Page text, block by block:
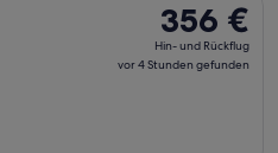
356 €
Hin-
und
356 €
Hin- und Rückflug
vor 4 Stunden gefunden